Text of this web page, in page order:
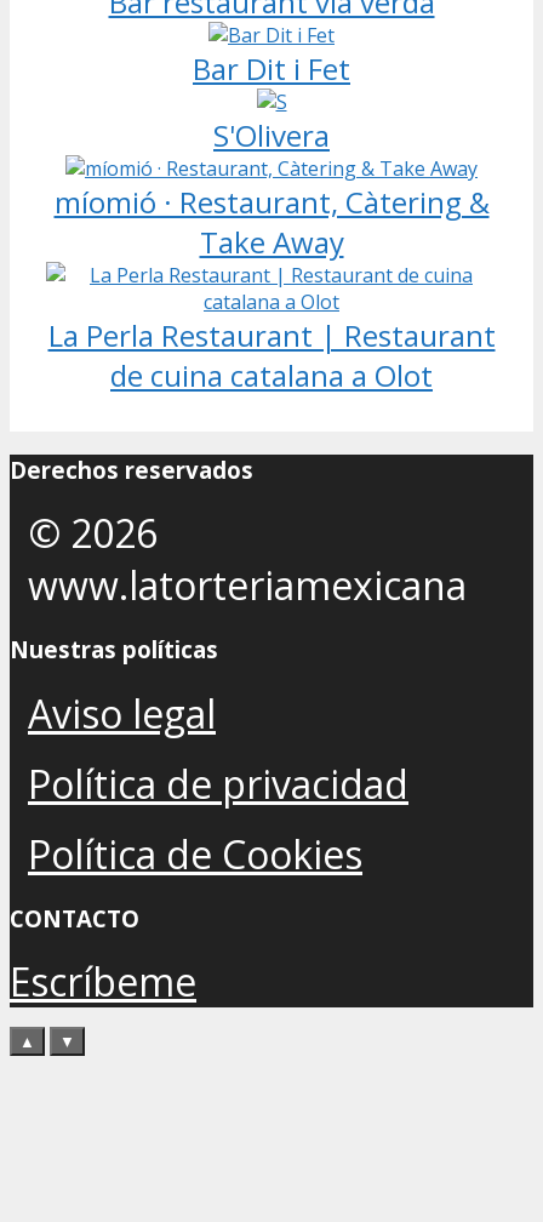
Bar Dit i Fet
S'Olivera
míomió · Restaurant, Càtering &
Take Away
La Perla Restaurant | Restaurant
de cuina catalana a Olot
Derechos reservados
© 2026
www.latorteriamexicana
Nuestras políticas
Aviso legal
Política de privacidad
Política de Cookies
CONTACTO
Escríbeme
▲ ▼